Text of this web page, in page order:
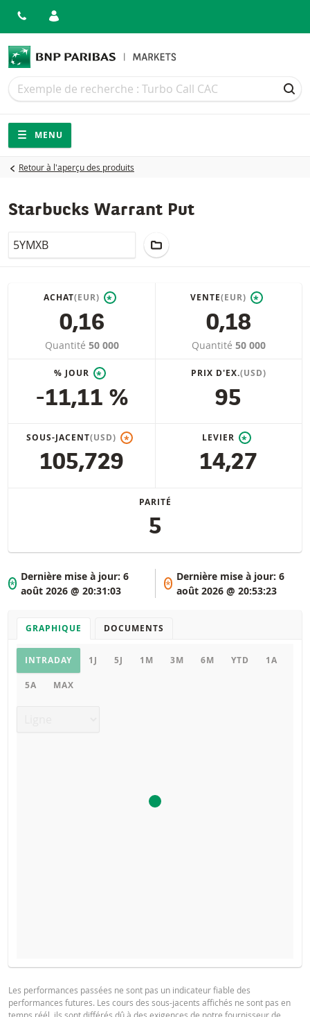
Recherche
Recherche
Navigation
Navigation sur le site
MENU
Retour à l'aperçu des produits
Starbucks Warrant Put
LocalCode
ACHAT(EUR) *
0,16
Quantité 50 000
VENTE(EUR) *
0,18
Quantité 50 000
% JOUR *
-11,11 %
PRIX D'EX.(USD)
95
SOUS-JACENT(USD) *
105,729
LEVIER *
14,27
PARITÉ
5
*
Dernière mise à jour:6
août 2026 @ 20:31:03
*
Dernière mise à jour: 6
août 2026 @ 20:53:23
GRAPHIQUE DOCUMENTS
Graphique
INTRADAY 1J 5J 1M 3M 6M YTD 1A
5A MAX
PROSPECTUS DE BASE
Français (France)
Les performances passées ne sont pas un indicateur fiable des
performances futures. Les cours des sous-jacents affichés ne sont pas en
temps réél, ils sont différés dû à des exigences de notre fournisseur de